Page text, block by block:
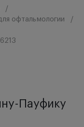
офтальмологии
Пауфику